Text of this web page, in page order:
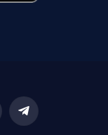
Telegram